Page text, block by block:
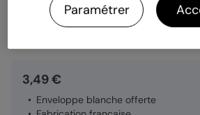
Quantité
3,49 €
Enveloppe blanche offerte
Paramétrer